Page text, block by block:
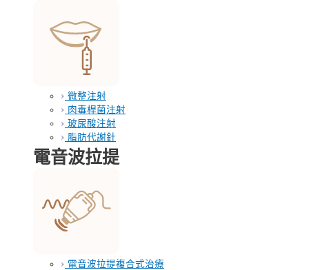
微整注射
肉毒桿菌注射
玻尿酸注射
脂肪代謝針
電音波拉提
電音波拉提複合式治療